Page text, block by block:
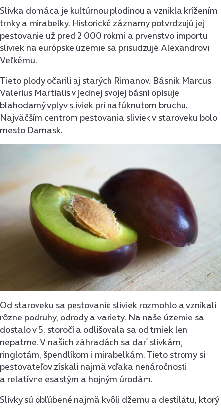
Slivka domáca je kultúrnou plodinou a vznikla krížením
trnky a mirabelky. Historické záznamy potvrdzujú jej
pestovanie už pred 2 000 rokmi a prvenstvo importu
sliviek na európske územie sa prisudzujé Alexandrovi
Veľkému.
Tieto plody očarili aj starých Rimanov. Básnik Marcus
Valerius Martialis v jednej svojej básni opisuje
blahodarný vplyv sliviek pri nafúknutom bruchu.
Najväčším centrom pestovania sliviek v staroveku bolo
mesto Damask.
Od staroveku sa pestovanie sliviek rozmohlo a vznikali
rôzne podruhy, odrody a variety. Na naše územie sa
dostalo v 5. storočí a odlišovala sa od trniek len
nepatrne. V našich záhradách sa darí slivkám,
ringlotám, špendlíkom i mirabelkám. Tieto stromy si
pestovateľov získali najmä vďaka nenáročnosti
a relatívne esastým a hojným úrodám.
Slivky sú obľúbené najmä kvôli džemu a destilátu, ktorý